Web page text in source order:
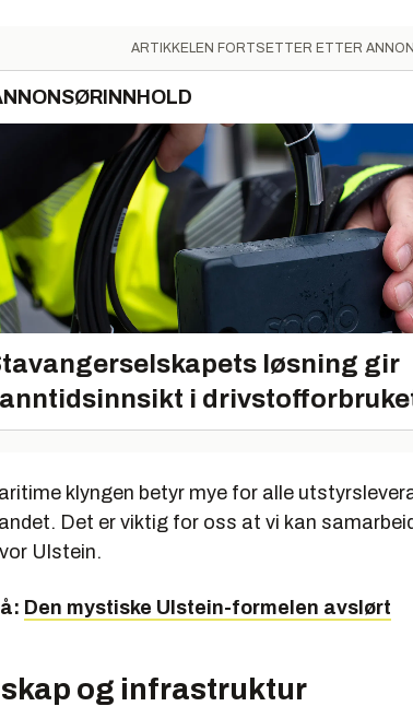
ARTIKKELEN FORTSETTER ETTER
løsning gir
i
klyngen betyr mye for alle
Det er viktig for oss at vi kan
Ulstein.
Den mystiske Ulstein-formelen avslørt
og infrastruktur